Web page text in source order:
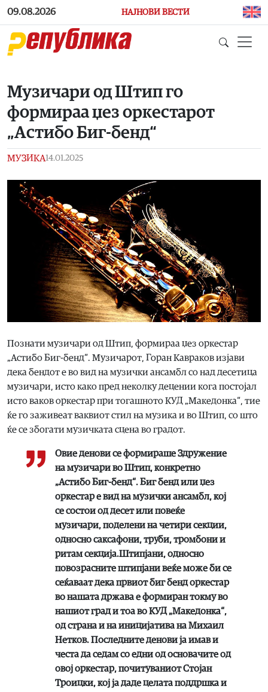
Skip to main content
09.08.2026 НАЈНОВИ ВЕСТИ
Музичари од Штип го
формираа џез оркестарот
„Астибо Биг-бенд“
МУЗИКА14.01.2025
Познати музичари од Штип, формираа џез оркестар
„Астибо Биг-бенд“. Музичарот, Горан Кавраков изјави
дека бендот е во вид на музички ансамбл со над десетица
музичари, исто како пред неколку децении кога постојал
исто ваков оркестар при тогашното КУД „Македонка“, тие
ќе го заживеат ваквиот стил на музика и во Штип, со што
ќе се збогати музичката сцена во градот.
Oвие денови се формираше Здружение
на музичари во Штип, конкретно
„Астибо Биг-бенд“. Биг бенд или џез
оркестар е вид на музички ансамбл, кој
се состои од десет или повеќе
музичари, поделени на четири секции,
односно саксафони, труби, тромбони и
ритам секција.Штипјани, односно
повозрасните штипјани веќе може би се
сеќаваат дека првиот биг бенд оркестар
во нашата држава е формиран токму во
нашиот град и тоа во КУД „Македонка“,
од страна и на иницијатива на Михаил
Нетков. Последните денови ја имав и
честа да седам со едни од основачите од
овој оркестар, почитуваниот Стојан
Троицки, кој ја даде целата поддршка и